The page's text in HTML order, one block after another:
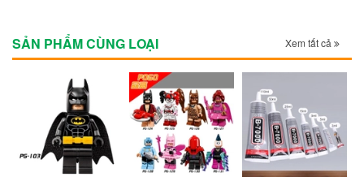
SẢN PHẨM CÙNG LOẠI Xem tất cả